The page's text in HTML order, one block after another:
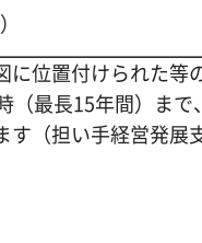
位置付けられた等
（最長15年間）まで
（担い手経営発展